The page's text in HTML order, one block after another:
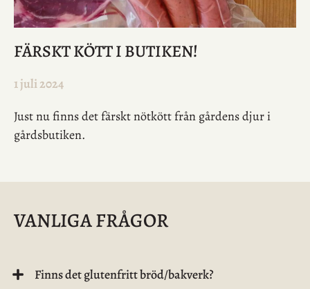
FÄRSKT KÖTT I BUTIKEN!
1 juli 2024
Just nu finns det färskt nötkött från gårdens djur i
gårdsbutiken.
VANLIGA FRÅGOR
Finns det glutenfritt bröd/bakverk?